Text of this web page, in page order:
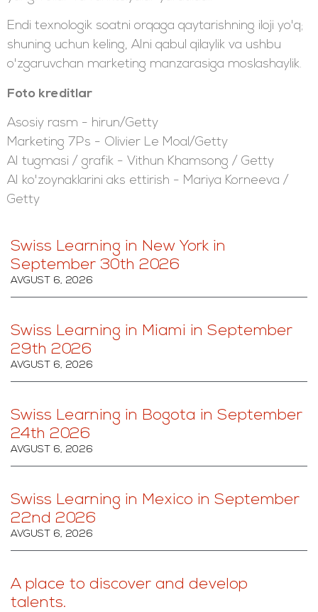
Endi texnologik soatni orqaga qaytarishning iloji yo'q;
shuning uchun keling, AIni qabul qilaylik va ushbu
o'zgaruvchan marketing manzarasiga moslashaylik.
Foto kreditlar
Asosiy rasm - hirun/Getty
Marketing 7Ps - Olivier Le Moal/Getty
AI tugmasi / grafik - Vithun Khamsong / Getty
AI ko'zoynaklarini aks ettirish - Mariya Korneeva /
Getty
Swiss Learning in New York in
September 30th 2026
AVGUST 6, 2026
Swiss Learning in Miami in September
29th 2026
AVGUST 6, 2026
Swiss Learning in Bogota in September
24th 2026
AVGUST 6, 2026
Swiss Learning in Mexico in September
22nd 2026
AVGUST 6, 2026
A place to discover and develop
talents.